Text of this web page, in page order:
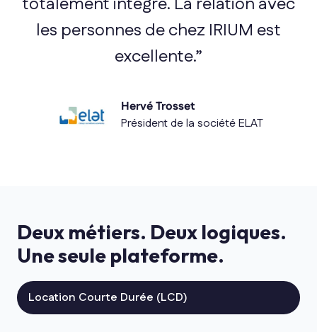
les personnes de chez IRIUM est
excellente.”
Hervé Trosset
Président de la société ELAT
Deux métiers. Deux logiques.
Une seule plateforme.
Location Courte Durée (LCD)